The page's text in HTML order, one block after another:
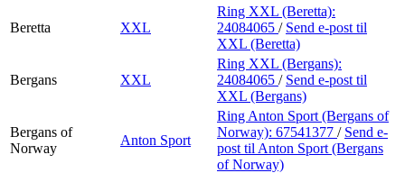
Beretta XXL
Ring XXL (Beretta):
24084065 / Send e-post til
XXL (Beretta)
Bergans XXL
Ring XXL (Bergans):
24084065 / Send e-post til
XXL (Bergans)
Bergans of
Norway
Anton Sport
Ring Anton Sport (Bergans of
Norway): 67541377 / Send e-
post til Anton Sport (Bergans
of Norway)